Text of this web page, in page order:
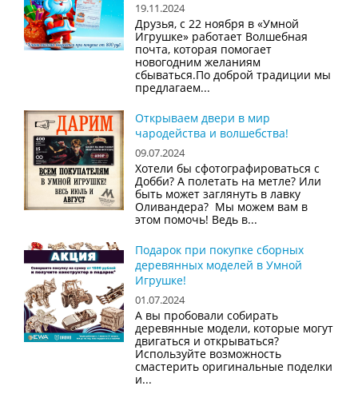
19.11.2024
Друзья, с 22 ноября в «Умной
Игрушке» работает Волшебная
почта, которая помогает
новогодним желаниям
сбываться.По доброй традиции мы
предлагаем...
Открываем двери в мир
чародейства и волшебства!
09.07.2024
Хотели бы сфотографироваться с
Добби? А полетать на метле? Или
быть может заглянуть в лавку
Оливандера? Мы можем вам в
этом помочь! Ведь в...
Подарок при покупке сборных
деревянных моделей в Умной
Игрушке!
01.07.2024
А вы пробовали собирать
деревянные модели, которые могут
двигаться и открываться?
Используйте возможность
смастерить оригинальные поделки
и...